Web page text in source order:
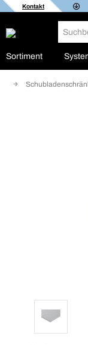
Kontakt
Sortiment